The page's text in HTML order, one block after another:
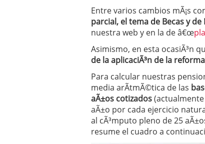
Entre varios cambios mÃ¡s
parcial, el tema de Becas y
nuestra web y en la de â€œ
Asimismo, en esta ocasiÃ³n
de la aplicaciÃ³n de la
Para calcular nuestras
media arÃ­tmÃ©tica de las
aÃ±os cotizados(actualmente
aÃ±o por cada ejercicio
al cÃ³mputo pleno de 25
resume el cuadro a